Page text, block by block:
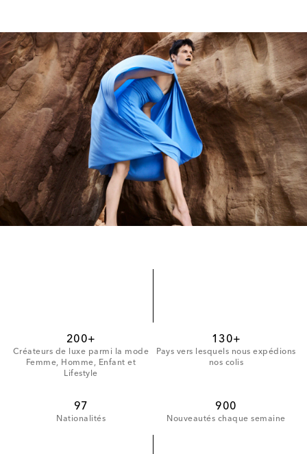
200+
Créateurs de luxe parmi la mode
Femme, Homme, Enfant et
Lifestyle
130+
Pays vers lesquels nous expédions
nos colis
97
Nationalités
900
Nouveautés chaque semaine